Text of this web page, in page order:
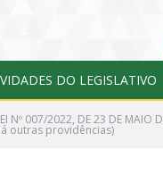
DO LEGISLATIVO
Nº 007/2022, DE 23 DE
outras providências)